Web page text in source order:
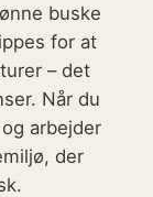
buske
for at
– det
Når du
arbejder
der